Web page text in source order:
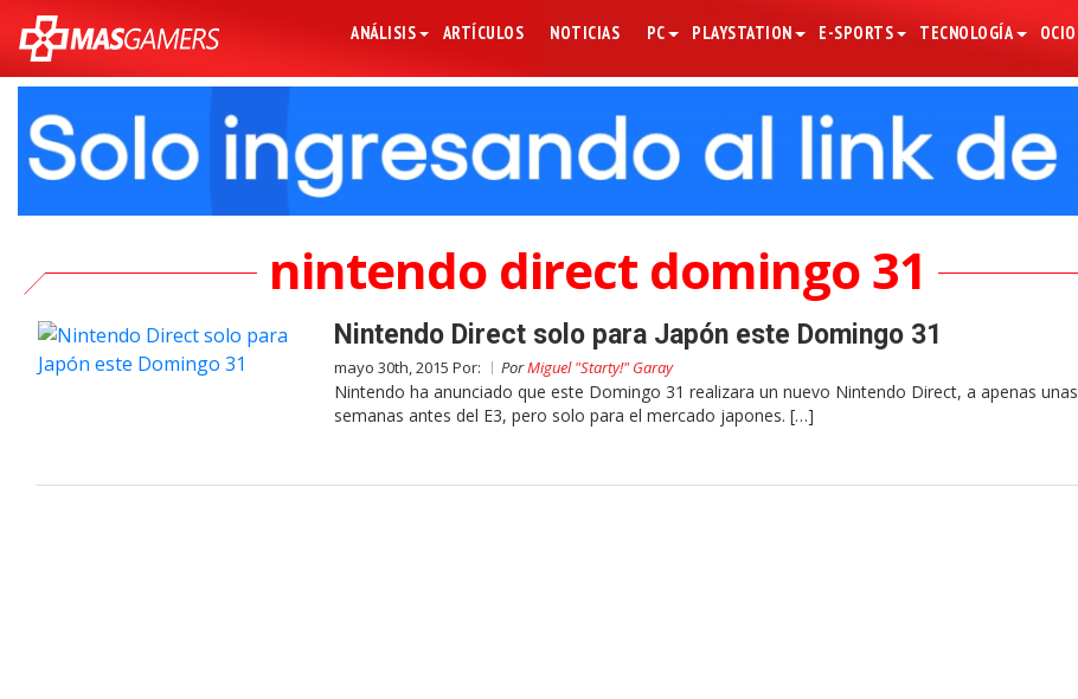
ANÁLISIS ARTÍCULOS NOTICIAS PC PLAYSTATION E-SPORTS TECNOLOGÍA OCIO
nintendo direct domingo 31
Nintendo Direct solo para Japón este Domingo 31
mayo 30th, 2015 Por: PorMiguel "Starty!" Garay
Nintendo ha anunciado que este Domingo 31 realizara un nuevo Nintendo Direct, a apenas unas
semanas antes del E3, pero solo para el mercado japones. […]